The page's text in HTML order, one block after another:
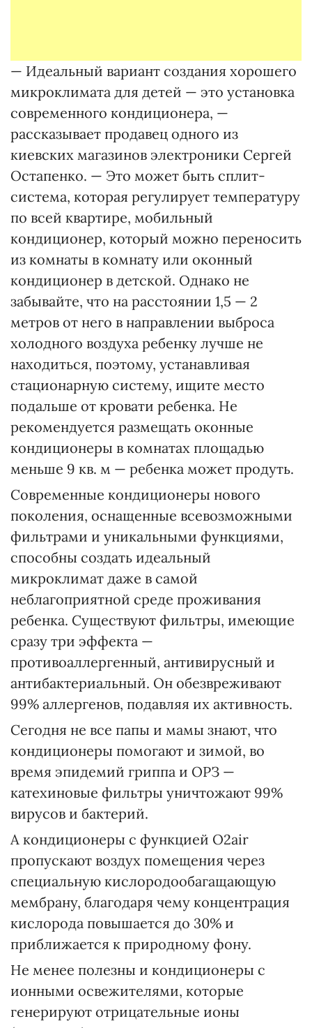
— Идеальный вариант создания хорошего
микроклимата для детей — это установка
современного кондиционера, —
рассказывает продавец одного из
киевских магазинов электроники Сергей
Остапенко. — Это может быть сплит-
система, которая регулирует температуру
по всей квартире, мобильный
кондиционер, который можно переносить
из комнаты в комнату или оконный
кондиционер в детской. Однако не
забывайте, что на расстоянии 1,5 — 2
метров от него в направлении выброса
холодного воздуха ребенку лучше не
находиться, поэтому, устанавливая
стационарную систему, ищите место
подальше от кровати ребенка. Не
рекомендуется размещать оконные
кондиционеры в комнатах площадью
меньше 9 кв. м — ребенка может продуть.
Современные кондиционеры нового
поколения, оснащенные всевозможными
фильтрами и уникальными функциями,
способны создать идеальный
микроклимат даже в самой
неблагоприятной среде проживания
ребенка. Существуют фильтры, имеющие
сразу три эффекта —
противоаллергенный, антивирусный и
антибактериальный. Он обезвреживают
99% аллергенов, подавляя их активность.
Сегодня не все папы и мамы знают, что
кондиционеры помогают и зимой, во
время эпидемий гриппа и ОРЗ —
катехиновые фильтры уничтожают 99%
вирусов и бактерий.
А кондиционеры с функцией О2аir
пропускают воздух помещения через
специальную кислородообагащающую
мембрану, благодаря чему концентрация
кислорода повышается до 30% и
приближается к природному фону.
Не менее полезны и кондиционеры с
ионными освежителями, которые
генерируют отрицательные ионы